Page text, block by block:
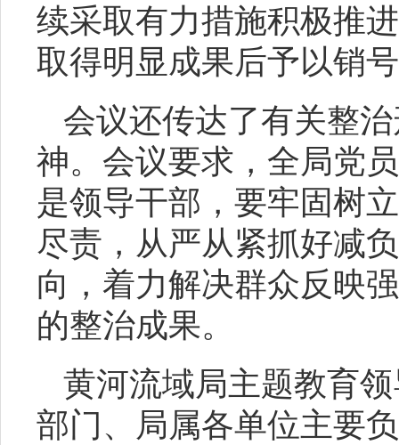
续采取有力措施积极推
取得明显成果后予以销
会议还传达了有关整
神。会议要求，全局党
是领导干部，要牢固树
尽责，从严从紧抓好减
向，着力解决群众反映
的整治成果。
黄河流域局主题教育
部门、局属各单位主要